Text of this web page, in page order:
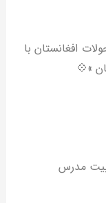
افغانستان با
»💠
مدرس